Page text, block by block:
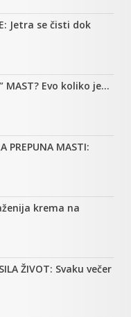
Jetra se čisti dok
MAST? Evo koliko je…
PREPUNA MASTI:
krema na
ŽIVOT: Svaku večer